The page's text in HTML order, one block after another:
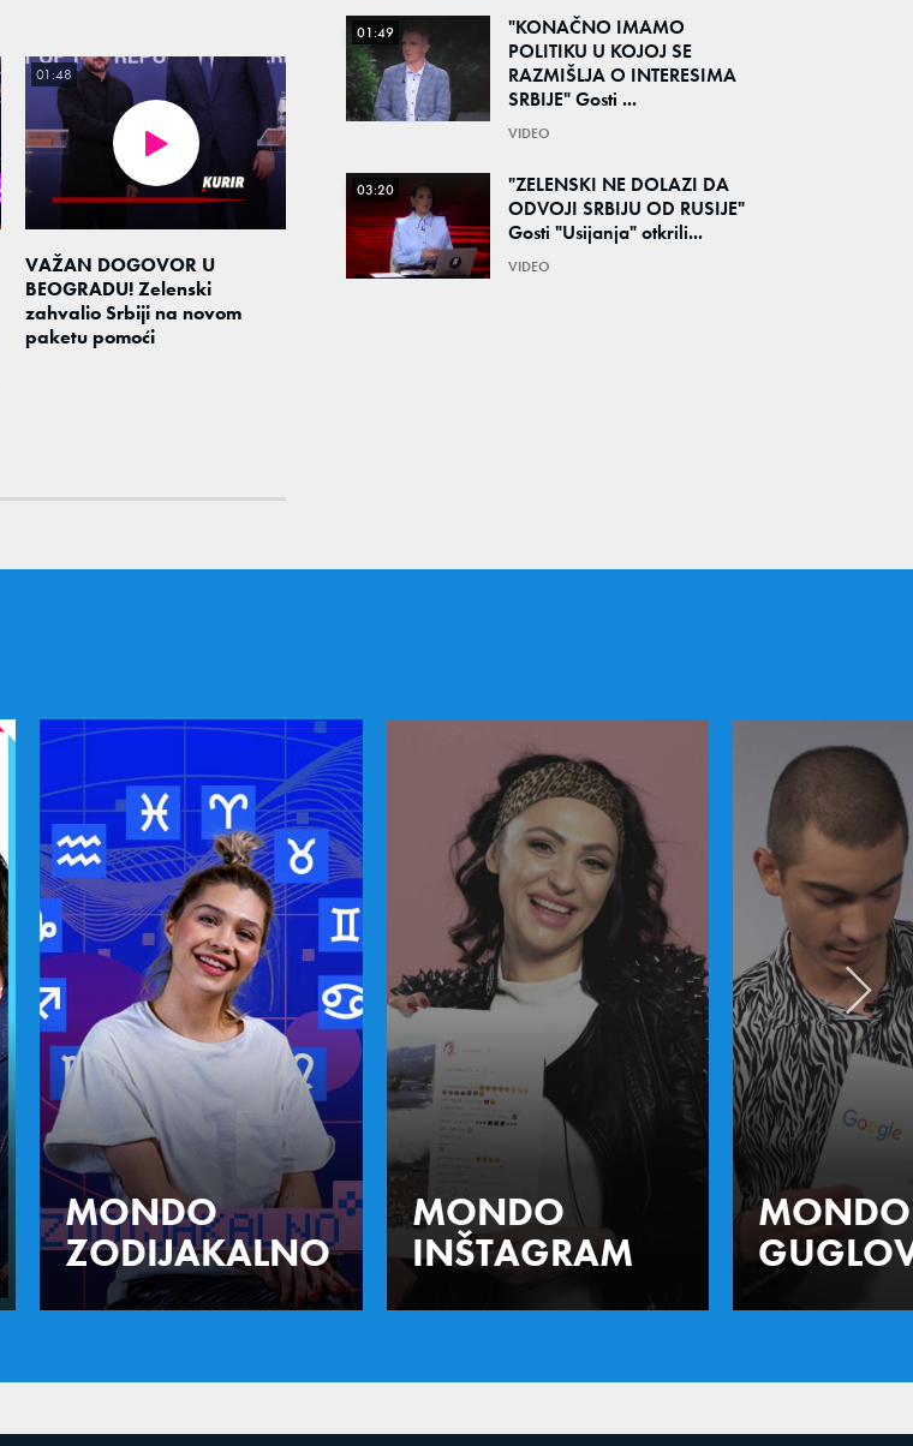
VAŽAN DOGOVOR U
BEOGRADU! Zelenski
zahvalio Srbiji na novom
paketu pomoći
01:48
01:49
"KONAČNO IMAMO
POLITIKU U KOJOJ SE
RAZMIŠLJA O INTERESIMA
SRBIJE" Gosti ...
VIDEO
03:20
"ZELENSKI NE DOLAZI DA
ODVOJI SRBIJU OD RUSIJE"
Gosti "Usijanja" otkrili...
VIDEO
MONDO
ZODIJAKALNO
MONDO
INŠTAGRAM
MONDO